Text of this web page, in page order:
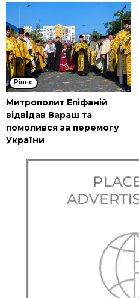
Рівне
Митрополит Епіфаній
відвідав Вараш та
помолився за перемогу
України